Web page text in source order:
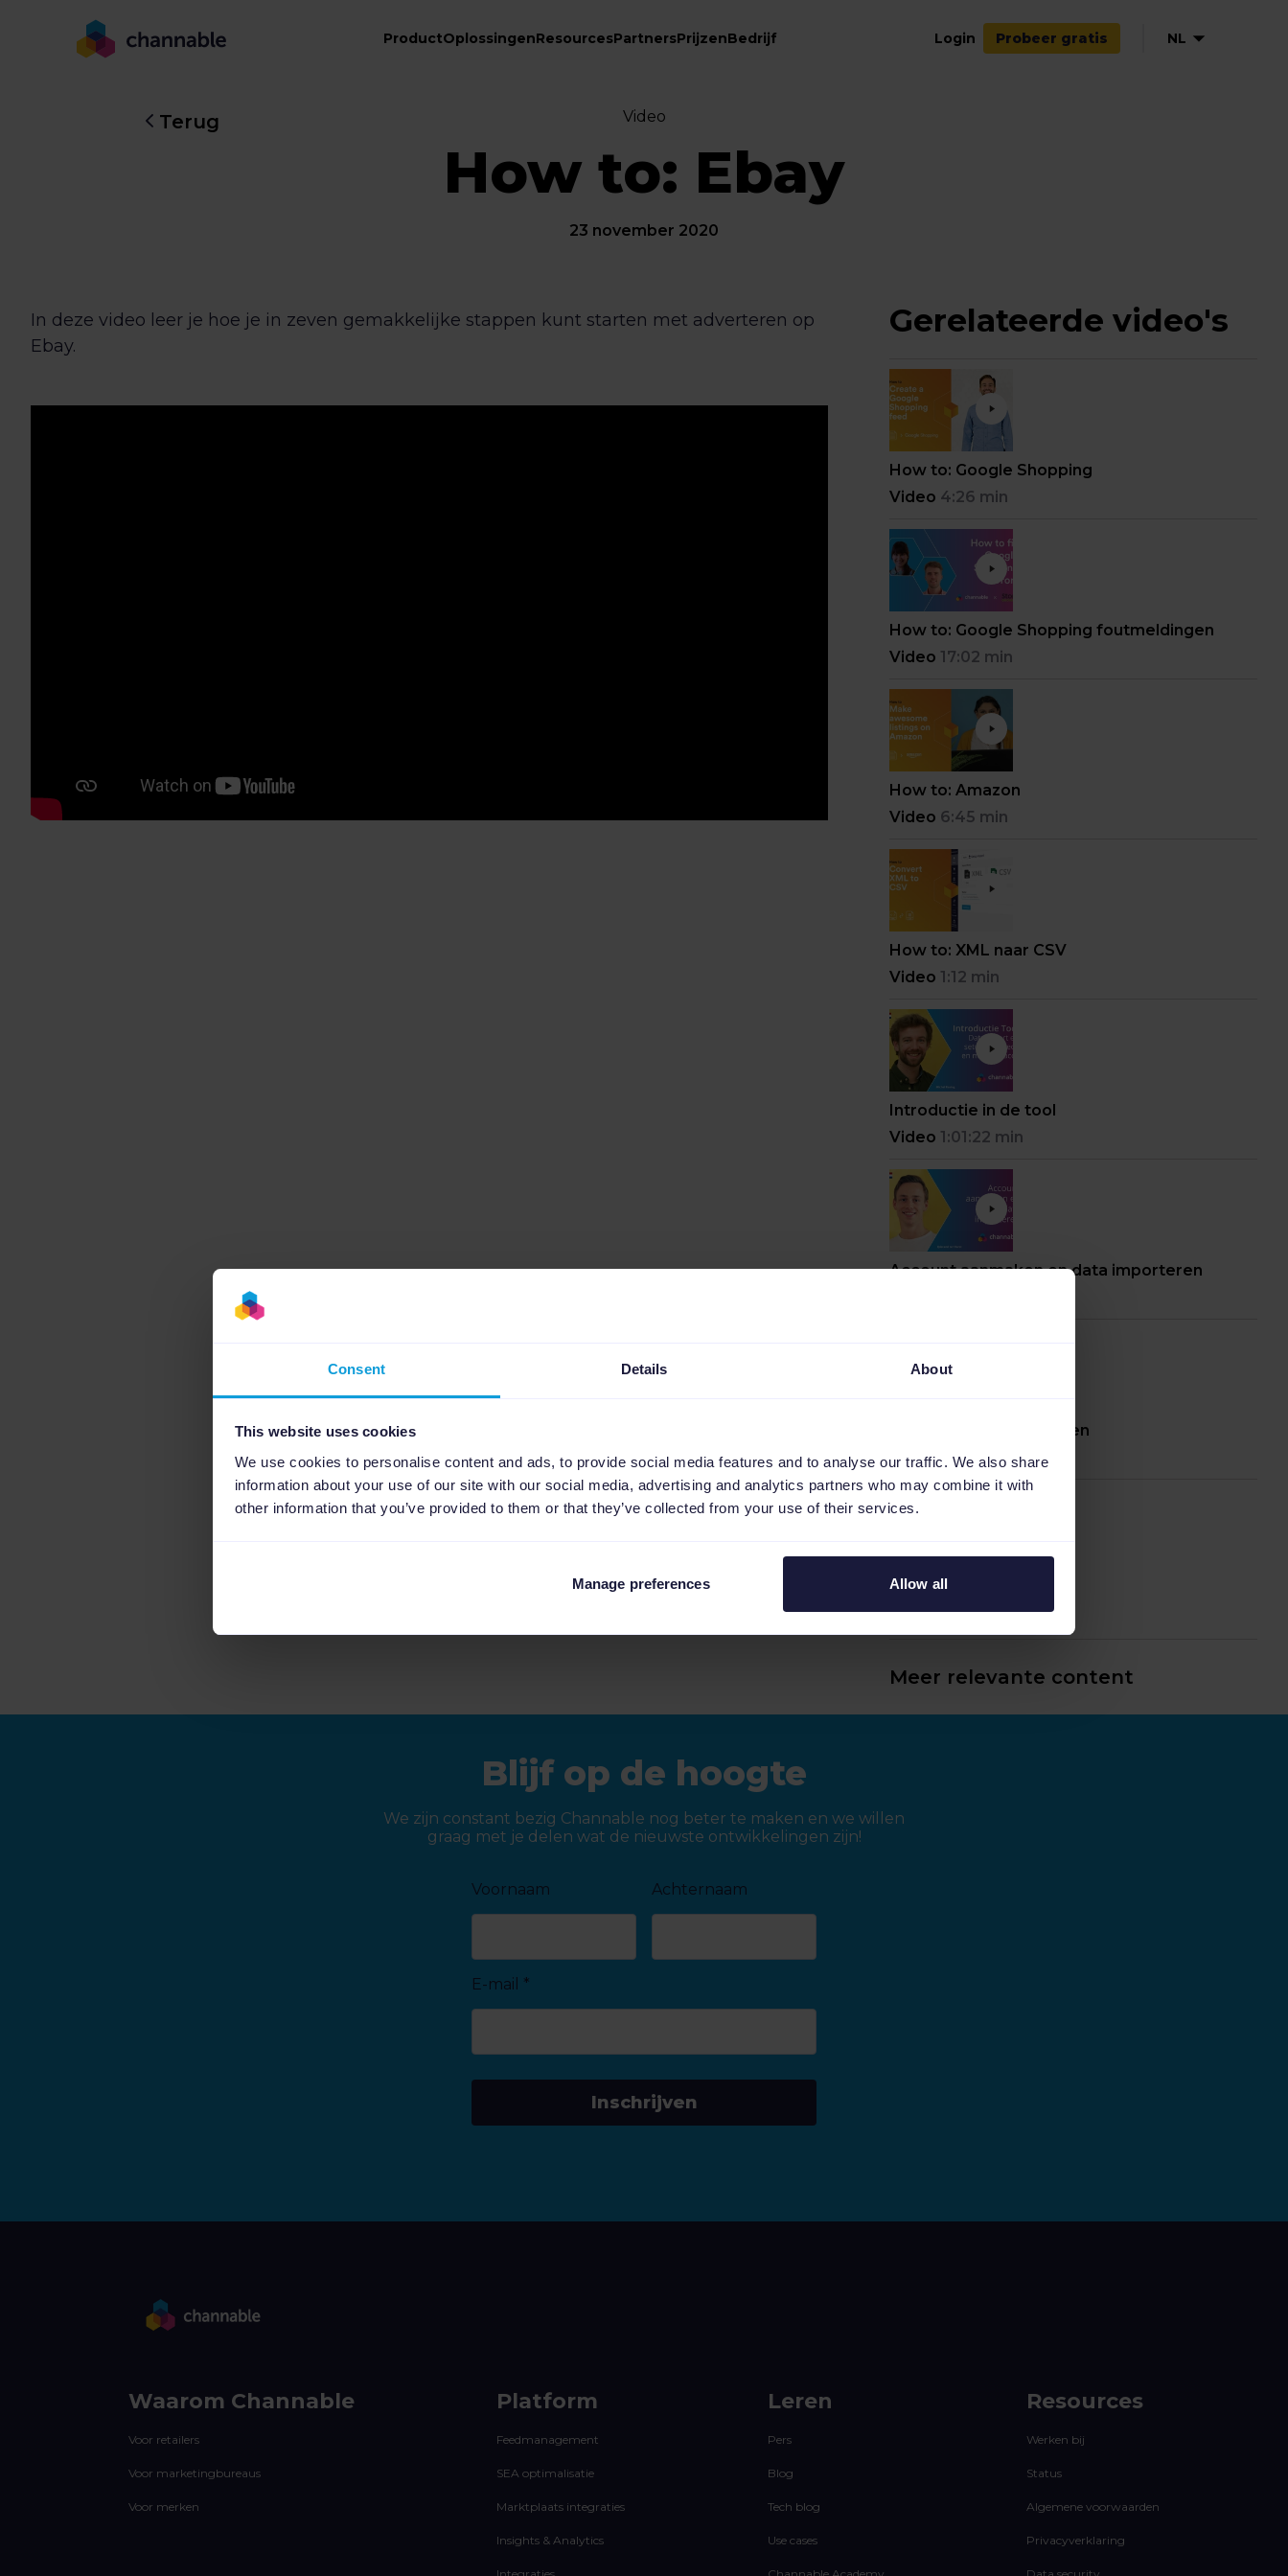
Consent Details About
This website uses cookies
We use cookies to personalise content and ads, to provide social media features and to analyse our traffic. We also share
information about your use of our site with our social media, advertising and analytics partners who may combine it with
other information that you’ve provided to them or that they’ve collected from your use of their services.
Manage preferences Allow all
ProductOplossingenResourcesPartnersPrijzenBedrijf Login Probeer gratis NL
Terug Video
How to: Ebay
23 november 2020
In deze video leer je hoe je in zeven gemakkelijke stappen kunt starten met adverteren op
Ebay.
Gerelateerde video's
How to: Google Shopping
Video 4:26 min
How to: Google Shopping foutmeldingen
Video 17:02 min
How to: Amazon
Video 6:45 min
How to: XML naar CSV
Video 1:12 min
Introductie in de tool
Video 1:01:22 min
Account aanmaken en data importeren
Feeds en APIs aanmaken
Video 16:42 min
SEA tool (Google Ads)
Video 28:38 min
Meer relevante content
Blijf op de hoogte
We zijn constant bezig Channable nog beter te maken en we willen
graag met je delen wat de nieuwste ontwikkelingen zijn!
Voornaam Achternaam
E-mail *
Inschrijven
Waarom Channable
Voor retailers
Voor marketingbureaus
Voor merken
Platform
Feedmanagement
SEA optimalisatie
Marktplaats integraties
Insights & Analytics
Leren
Pers
Blog
Tech blog
Use cases
Resources
Werken bij
Status
Algemene voorwaarden
Privacyverklaring